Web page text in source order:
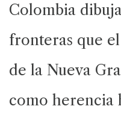
Colombia
fronteras que
de la Nueva
como herencia